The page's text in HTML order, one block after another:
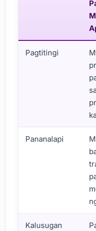
Pagtitingi
Pananalapi
Kalusugan